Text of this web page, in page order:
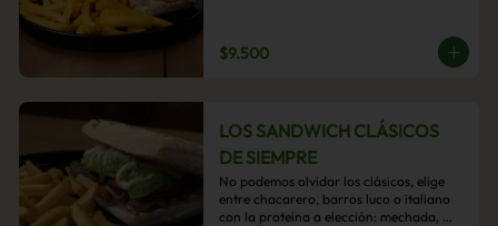
$9.500
LOS SANDWICH CLÁSICOS
DE SIEMPRE
No podemos olvidar los clásicos, elige
entre chacarero, barros luco o italiano
con la proteína a elección: mechada,